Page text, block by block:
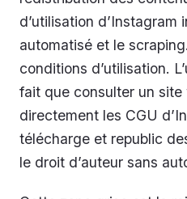
d’utilisation d’Instagram
automatisé et le
conditions d’utilisation.
fait que consulter un site
directement les CGU
télécharge et republic
le droit d’auteur sans